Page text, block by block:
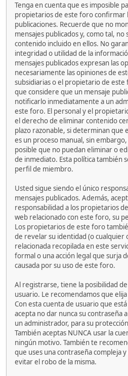
Tenga en cuenta que es imposible
propietarios de este foro confirmar
publicaciones. Recuerde que no
mensajes publicados y, como tal,
contenido incluido en ellos. No
integridad o utilidad de la
mensajes publicados expresan las
necesariamente las opiniones de
subsidiarias o el propietario de
que considere que un mensaje
notificarlo inmediatamente a un
este foro. El personal y el
el derecho de eliminar contenido
plazo razonable, si determinan que
es un proceso manual, sin
posible que no puedan eliminar o
de inmediato. Esta política también
perfil de miembro.
Usted sigue siendo el único
mensajes publicados. Además,
responsabilidad a los propietarios
web relacionado con este foro, su
Los propietarios de este foro
de revelar su identidad (o cualquier
relacionada recopilada en este
formal o una acción legal que surja
causada por su uso de este foro.
Al registrarse, tiene la posibilidad
usuario. Le recomendamos que
Con esta cuenta de usuario que
acepta no dar nunca su contraseña
un administrador, para su
También aceptas NUNCA usar la
ningún motivo. También te
que uses una contraseña compleja
evitar el robo de la misma.